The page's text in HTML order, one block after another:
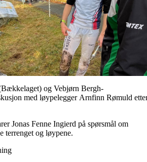
og Vebjørn Bergh-
med løypelegger Arnfinn Rømuld
Jonas Fenne Ingierd på spørsmål om
terrenget og løypene.